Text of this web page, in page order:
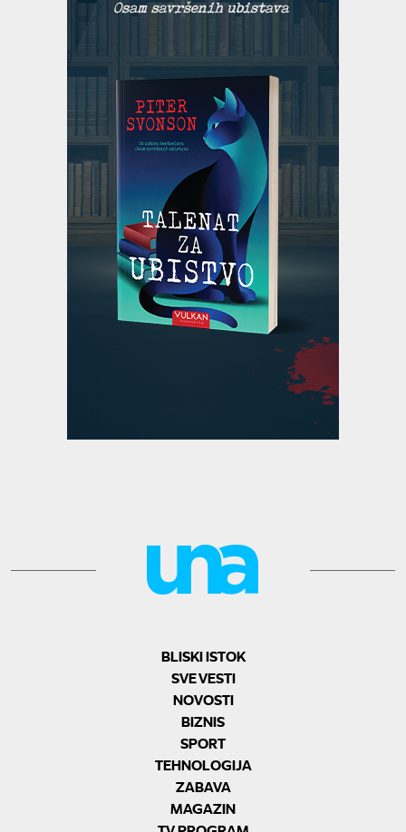
BLISKI ISTOK
SVE VESTI
NOVOSTI
BIZNIS
SPORT
TEHNOLOGIJA
ZABAVA
MAGAZIN